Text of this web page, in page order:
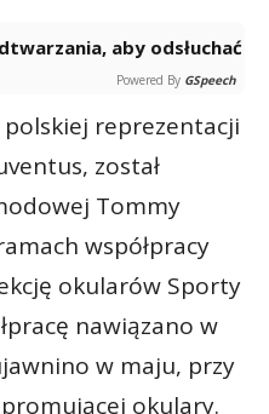
Powered By GSpeech
polskiej reprezentacji
został
Tommy
współpracy
okularów Sporty
nawiązano w
w maju, przy
okulary.